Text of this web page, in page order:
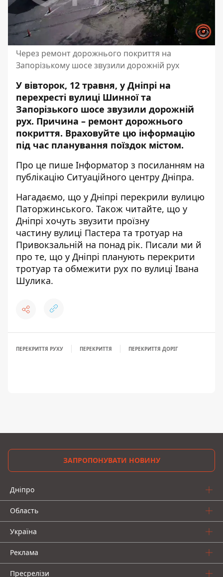
Через ремонт дорожнього покриття на
Запорізькому шосе звузили дорожній рух
У вівторок, 12 травня, у Дніпрі на
перехресті вулиці Шинної та
Запорізького шосе звузили дорожній
рух. Причина – ремонт дорожнього
покриття. Враховуйте цю інформацію
під час планування поїздок містом.
Про це пише Інформатор з посиланням на
публікацію Ситуаційного центру Дніпра.
Нагадаємо, що у Дніпрі перекрили вулицю
Паторжинського. Також читайте, що у
Дніпрі хочуть звузити проїзну
частину вулиці Пастера та тротуар на
Привокзальній на понад рік. Писали ми й
про те, що у Дніпрі планують перекрити
тротуар та обмежити рух по вулиці Івана
Шулика.
ПЕРЕКРИТТЯ РУХУ ПЕРЕКРИТТЯ ПЕРЕКРИТТЯ ДОРІГ
ЗАПРОПОНУВАТИ НОВИНУ
Дніпро
Область
Україна
Реклама
Пресрелізи